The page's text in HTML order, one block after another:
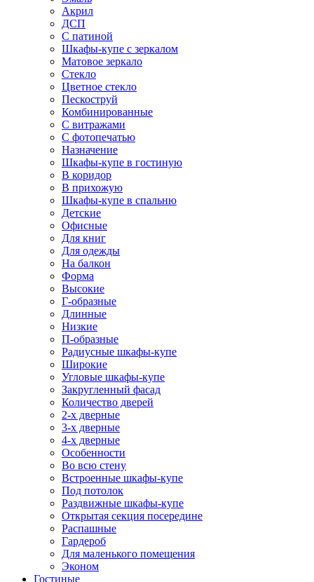
Акрил
ДСП
С патиной
Шкафы-купе с зеркалом
Матовое зеркало
Стекло
Цветное стекло
Пескоструй
Комбинированные
С витражами
С фотопечатью
Назначение
Шкафы-купе в гостиную
В коридор
В прихожую
Шкафы-купе в спальню
Детские
Офисные
Для книг
Для одежды
На балкон
Форма
Высокие
Г-образные
Длинные
Низкие
П-образные
Радиусные шкафы-купе
Широкие
Угловые шкафы-купе
Закругленный фасад
Количество дверей
2-х дверные
3-х дверные
4-х дверные
Особенности
Во всю стену
Встроенные шкафы-купе
Под потолок
Раздвижные шкафы-купе
Открытая секция посередине
Распашные
Гардероб
Для маленького помещения
Эконом
Гостиные